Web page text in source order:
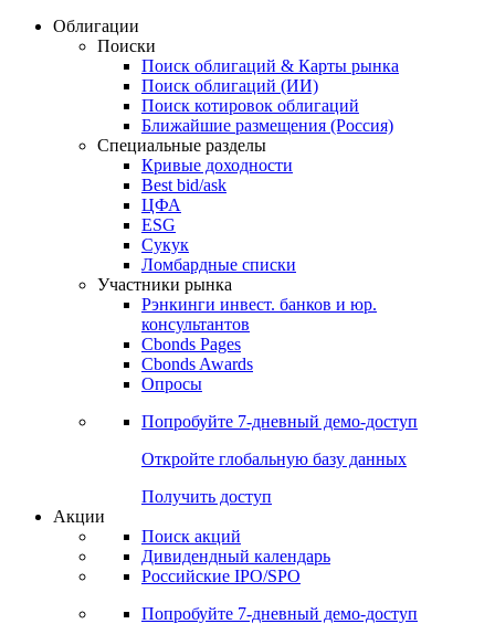
Облигации
Поиски
Поиск облигаций & Карты рынка
Поиск облигаций (ИИ)
Поиск котировок облигаций
Ближайшие размещения (Россия)
Специальные разделы
Кривые доходности
Best bid/ask
ЦФА
ESG
Сукук
Ломбардные списки
Участники рынка
Рэнкинги инвест. банков и юр.
консультантов
Cbonds Pages
Cbonds Awards
Опросы
Попробуйте 7-дневный демо-доступ
Откройте глобальную базу данных
Получить доступ
Акции
Поиск акций
Дивидендный календарь
Российские IPO/SPO
Попробуйте 7-дневный демо-доступ